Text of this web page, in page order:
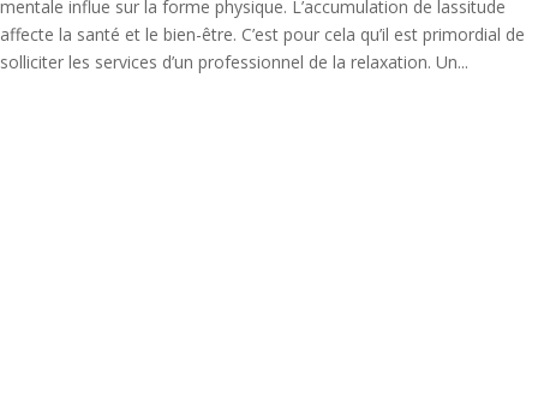
mentale influe sur la forme physique. L’accumulation de lassitude
affecte la santé et le bien-être. C’est pour cela qu’il est primordial de
solliciter les services d’un professionnel de la relaxation. Un...